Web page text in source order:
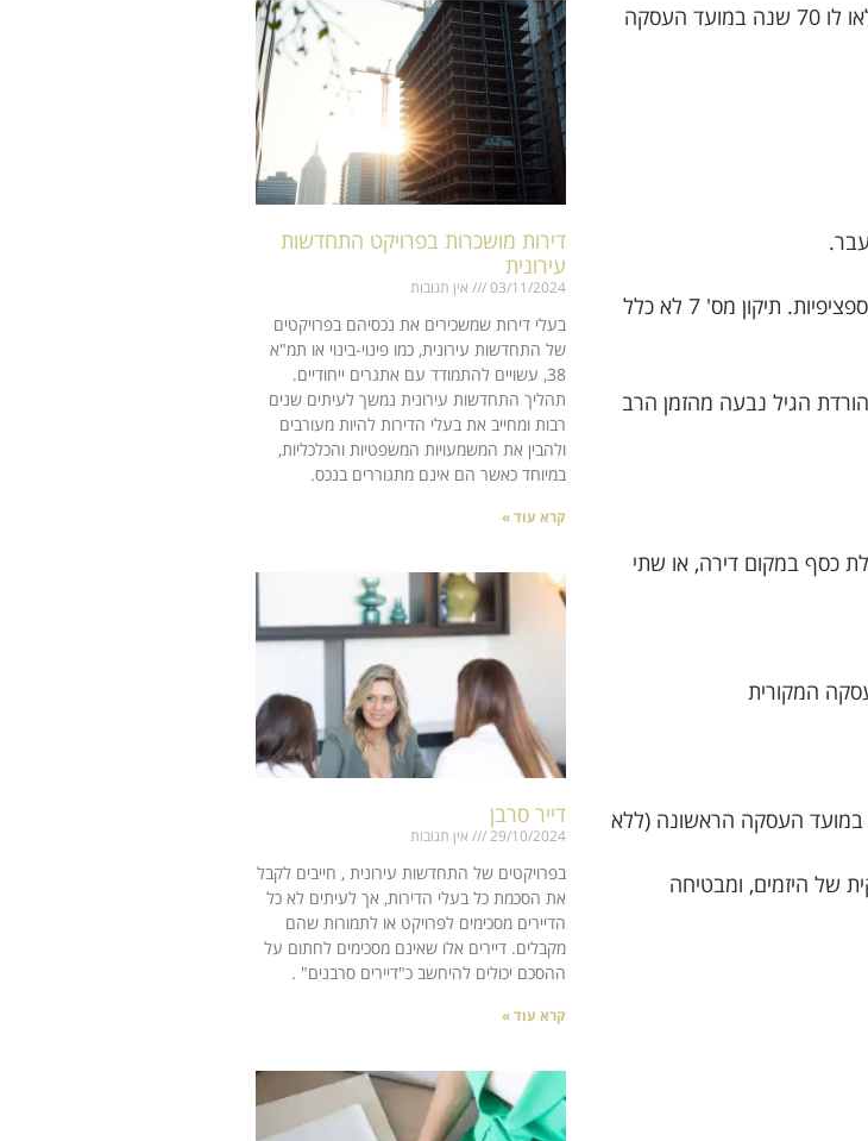
(מועד כניסת התיקון לתוקף) – התיקון חל על כל מי שמלאו לו 70 שנה במועד העסקה
תיקון מס' 6 (שיצר את ההסדר לקשישים) קבע תחולה "אקטיבית-מוגבלת" עם הגבלות ספציפיות. תיקון מס' 7 לא כלל
הגיל נבעה מהזמן הרב
כסף במקום דירה, או שתי
המקורית
שמלאו לו 70 שנים במועד העסקה הראשונה (ללא
של היזמים, ומבטיחה
דירות מושכרות בפרויקט התחדשות
עירונית
03/11/2024 אין תגובות
בעלי דירות שמשכירים את נכסיהם בפרויקטים
של התחדשות עירונית, כמו פינוי-בינוי או תמ"א
38, עשויים להתמודד עם אתגרים ייחודיים.
תהליך התחדשות עירונית נמשך לעיתים שנים
רבות ומחייב את בעלי הדירות להיות מעורבים
ולהבין את המשמעויות המשפטיות והכלכליות,
במיוחד כאשר הם אינם מתגוררים בנכס.
קרא עוד »
דייר סרבן
29/10/2024 אין תגובות
בפרויקטים של התחדשות עירונית , חייבים לקבל
את הסכמת כל בעלי הדירות, אך לעיתים לא כל
הדיירים מסכימים לפרויקט או לתמורות שהם
מקבלים. דיירים אלו שאינם מסכימים לחתום על
ההסכם יכולים להיחשב כ"דיירים סרבנים" .
קרא עוד »